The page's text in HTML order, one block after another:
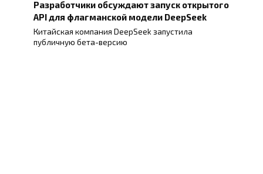
Разработчики обсуждают запуск открытого
API для флагманской модели DeepSeek
Китайская компания DeepSeek запустила
публичную бета-версию